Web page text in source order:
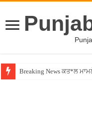
Breaking News ਕਤ*ਲ